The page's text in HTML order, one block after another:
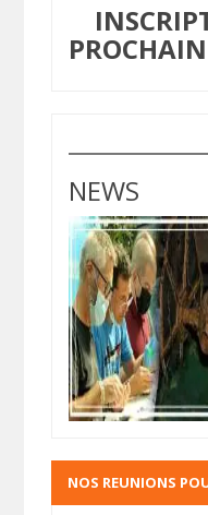
NEWS
NOS REUNIONS